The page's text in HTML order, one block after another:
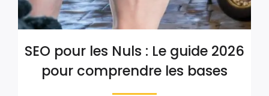
SEO pour les Nuls : Le guide 2026
pour comprendre les bases